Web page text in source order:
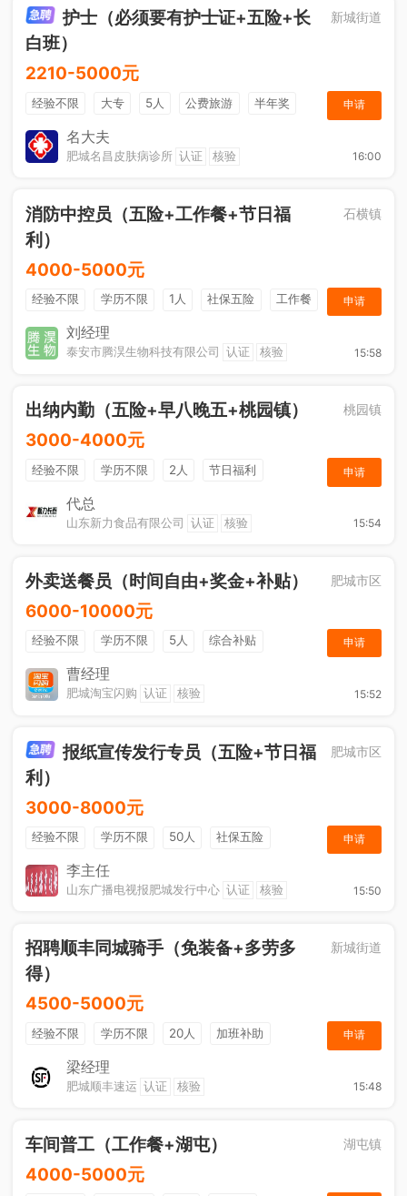
护士（必须要有护士证+五险+长
白班）
新城街道
2210-5000元
经验不限 大专 5人 公费旅游
半年奖
奖金
综合补贴
申请
名大夫
肥城名昌皮肤病诊所 认证 核验 16:00
消防中控员（五险+工作餐+节日福
利）
石横镇
4000-5000元
经验不限 学历不限 1人 社保五险
工作餐
节日福利
申请
刘经理
泰安市腾淏生物科技有限公司 认证 核验 15:58
出纳内勤（五险+早八晚五+桃园镇） 桃园镇
3000-4000元
经验不限 学历不限 2人
节日福利
社保五险
工作餐
申请
代总
山东新力食品有限公司 认证 核验 15:54
外卖送餐员（时间自由+奖金+补贴） 肥城市区
6000-10000元
经验不限 学历不限 5人
综合补贴
奖励计划
加班补助
申请
曹经理
肥城淘宝闪购 认证 核验 15:52
报纸宣传发行专员（五险+节日福
利）
肥城市区
3000-8000元
经验不限 学历不限 50人
社保五险
节日福利
销售奖金
申请
李主任
山东广播电视报肥城发行中心 认证 核验 15:50
招聘顺丰同城骑手（免装备+多劳多
得）
新城街道
4500-5000元
经验不限 学历不限 20人
加班补助
综合补贴
奖励计划
申请
梁经理
肥城顺丰速运 认证 核验 15:48
车间普工（工作餐+湖屯） 湖屯镇
4000-5000元